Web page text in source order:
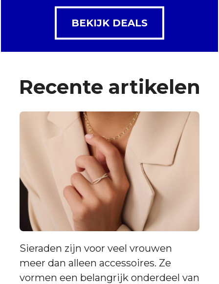
BEKIJK DEALS
Recente artikelen
Sieraden zijn voor veel vrouwen
meer dan alleen accessoires. Ze
vormen een belangrijk onderdeel van